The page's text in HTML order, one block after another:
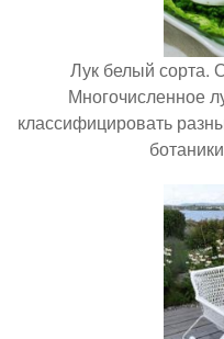
Лук белый сорта.
Многочисленное
классифицировать